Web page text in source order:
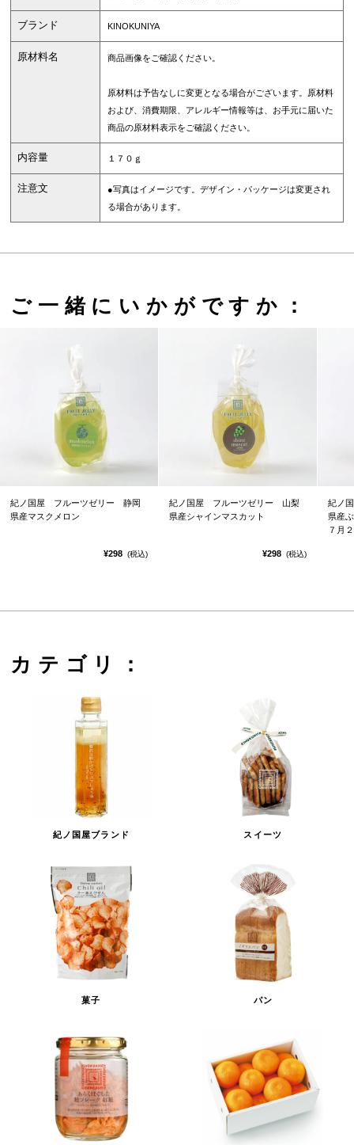
ブランド KINOKUNIYA
原材料名 商品画像をご確認ください。
原材料は予告なしに変更となる場合がございます。原材料
および、消費期限、アレルギー情報等は、お手元に届いた
商品の原材料表示をご確認ください。
内容量 １７０ｇ
注意文
●写真はイメージです。デザイン・パッケージは変更され
る場合があります。
ご一緒にいかがですか：
紀ノ国屋 フルーツゼリー 静岡
県産マスクメロン
¥298 (税込)
紀ノ国屋 フルーツゼリー 山梨
県産シャインマスカット
¥298 (税込)
紀ノ
県産
７月
カテゴリ：
紀ノ国屋ブランド スイーツ
菓子 パン